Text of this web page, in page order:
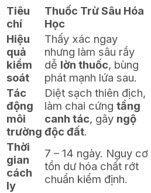
Tiêu
chí
Thuốc Trừ Sâu Hóa
Học
Hiệu
quả
kiểm
soát
Thấy xác ngay
nhưng làm sâu rầy
dễ lờn thuốc, bùng
phát mạnh lứa sau.
Tác
động
môi
trường
Diệt sạch thiên địch,
làm chai cứng tầng
canh tác, gây ngộ
độc đất.
Thời
gian
cách
ly
7 – 14 ngày. Nguy cơ
tồn dư hóa chất rớt
chuẩn kiểm định.